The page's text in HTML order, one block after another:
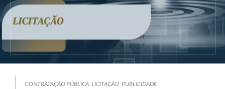
CONTRATAÇÃO PÚBLICA LICITAÇÃO PUBLICIDADE